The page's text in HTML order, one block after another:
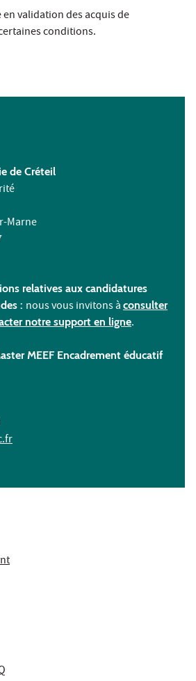
validation des acquis de
conditions.
de Créteil
Marne
relatives aux candidatures
: nous vous invitons à consulter
notre support en ligne.
MEEF Encadrement éducatif